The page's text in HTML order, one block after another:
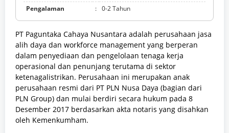
Pengalaman
: 0-2 Tahun
PT Paguntaka Cahaya Nusantara adalah perusahaan jasa
alih daya dan workforce management yang berperan
dalam penyediaan dan pengelolaan tenaga kerja
operasional dan penunjang terutama di sektor
ketenagalistrikan. Perusahaan ini merupakan anak
perusahaan resmi dari PT PLN Nusa Daya (bagian dari
PLN Group) dan mulai berdiri secara hukum pada 8
Desember 2017 berdasarkan akta notaris yang disahkan
oleh Kemenkumham.